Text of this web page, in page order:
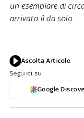
un esemplare di
arrivato lì da solo
Ascolta Articolo
Seguici su:
Google